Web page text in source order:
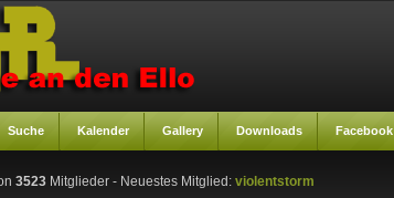
Suche Kalender Gallery Downloads Facebook
3523 Mitglieder - Neuestes Mitglied:violentstorm